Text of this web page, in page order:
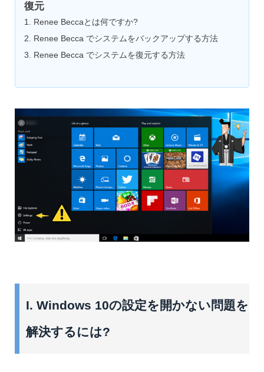
復元
1. Renee Beccaとは何ですか?
2. Renee Becca でシステムをバックアップする方法
3. Renee Becca でシステムを復元する方法
I. Windows 10の設定を開かない問題を
解決するには?